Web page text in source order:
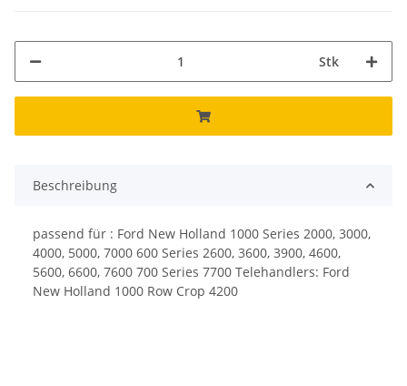
Stk
Beschreibung
passend für : Ford New Holland 1000 Series 2000, 3000,
4000, 5000, 7000 600 Series 2600, 3600, 3900, 4600,
5600, 6600, 7600 700 Series 7700 Telehandlers: Ford
New Holland 1000 Row Crop 4200